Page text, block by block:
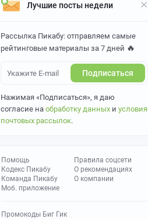
Лучшие посты недели
Рассылка Пикабу: отправляем самые
рейтинговые материалы за 7 дней 🔥
Подписаться
Нажимая «Подписаться», я даю
согласие на обработку данных и условия
почтовых рассылок.
Помощь
Кодекс Пикабу
Команда Пикабу
Моб. приложение
Правила соцсети
О рекомендациях
О компании
Промокоды Биг Гик